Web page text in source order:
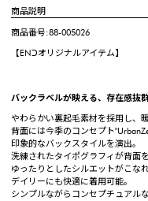
商品説明
商品番号:88-005026
【ENↃオリジナルアイテム】
バックラベルが映える、存在感抜
やわらかい裏起毛素材を採用し、
背面には今季のコンセプト
印象的なバックスタイルを演出。
洗練されたタイポグラフィが背面
ゆったりとしたシルエットがこな
デイリーにも快適に着用可能。
シンプルながらコンセプチュアル